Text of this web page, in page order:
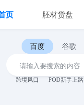
页 胚材货盘
百度 谷歌
跨境风口 POD新手上路